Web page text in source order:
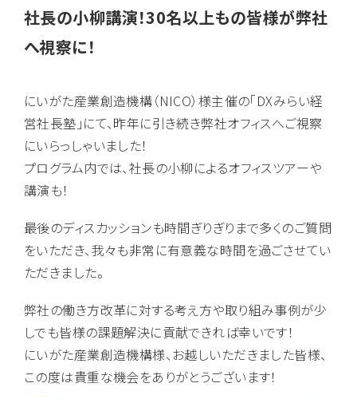
社長の小柳講演！30名以上もの皆様が弊社
へ視察に！
にいがた産業創造機構（NICO）様主催の「DXみらい経
営社長塾」にて、昨年に引き続き弊社オフィスへご視察
にいらっしゃいました！
プログラム内では、社長の小柳によるオフィスツアーや
講演も！
最後のディスカッションも時間ぎりぎりまで多くのご質問
をいただき、我々も非常に有意義な時間を過ごさせてい
ただきました。
弊社の働き方改革に対する考え方や取り組み事例が少
しでも皆様の課題解決に貢献できれば幸いです！
にいがた産業創造機構様、お越しいただきました皆様、
この度は貴重な機会をありがとうございます！